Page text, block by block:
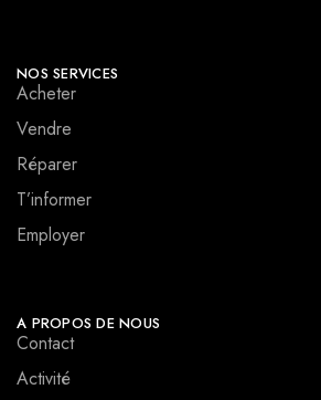
NOS SERVICES
Acheter
Vendre
Réparer
T’informer
Employer
A PROPOS DE NOUS
Contact
Activité